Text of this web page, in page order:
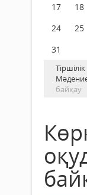
17
18
24
25
31
байқау